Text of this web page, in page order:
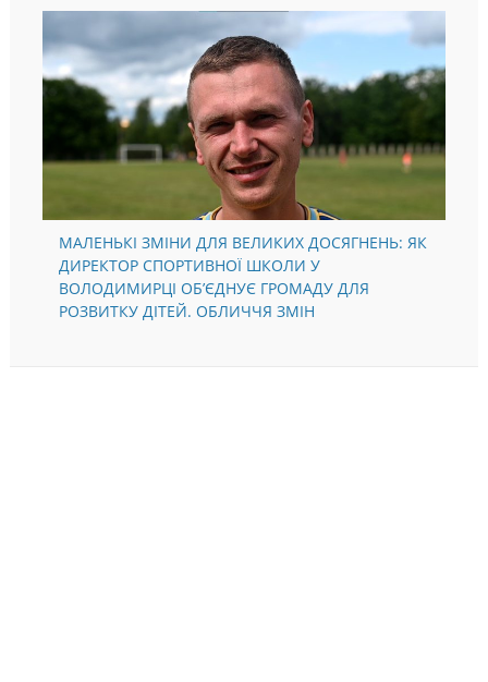
МАЛЕНЬКІ ЗМІНИ ДЛЯ ВЕЛИКИХ ДОСЯГНЕНЬ: ЯК
ДИРЕКТОР СПОРТИВНОЇ ШКОЛИ У
ВОЛОДИМИРЦІ ОБ’ЄДНУЄ ГРОМАДУ ДЛЯ
РОЗВИТКУ ДІТЕЙ. ОБЛИЧЧЯ ЗМІН